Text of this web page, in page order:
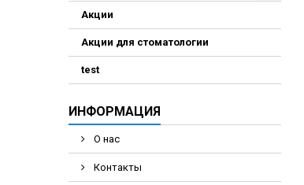
Акции
Акции для стоматологии
test
ИНФОРМАЦИЯ
О нас
Контакты